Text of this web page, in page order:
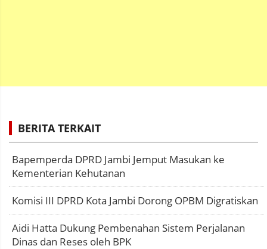
BERITA TERKAIT
Bapemperda DPRD Jambi Jemput Masukan ke
Kementerian Kehutanan
Komisi III DPRD Kota Jambi Dorong OPBM Digratiskan
Aidi Hatta Dukung Pembenahan Sistem Perjalanan
Dinas dan Reses oleh BPK